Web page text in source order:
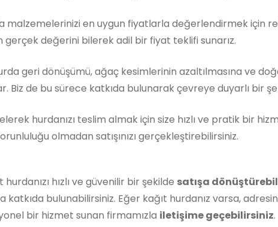
malzemelerinizi en uygun fiyatlarla değerlendirmek için
gerçek değerini bilerek adil bir fiyat teklifi sunarız.
geri dönüşümü, ağaç kesimlerinin azaltılmasına ve
Biz de bu sürece katkıda bulunarak çevreye duyarlı bir
hurdanızı teslim almak için size hızlı ve pratik bir
olmadan satışınızı gerçekleştirebilirsiniz.
hurdanızı hızlı ve güvenilir bir şekilde satışa
katkıda bulunabilirsiniz. Eğer kağıt hurdanız varsa,
bir hizmet sunan firmamızla iletişime geçebilirsiniz.